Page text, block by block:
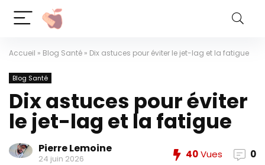
Accueil » Blog Santé » Dix astuces pour éviter le jet-lag et la fatigue
Blog Santé
Dix astuces pour éviter
le jet-lag et la fatigue
Pierre Lemoine
24 juin 2026 40Vues 0